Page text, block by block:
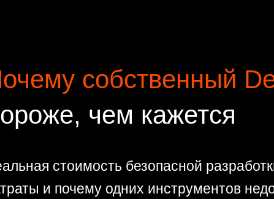
собственный
чем кажется
стоимость безопасной
и почему одних инструментов